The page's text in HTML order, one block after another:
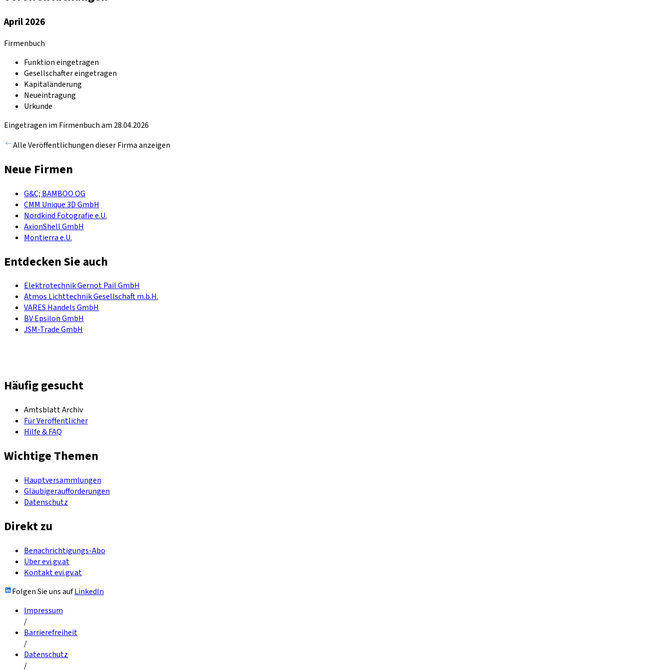
April 2026
Firmenbuch
Funktion eingetragen
Gesellschafter eingetragen
Kapitaländerung
Neueintragung
Urkunde
Eingetragen im Firmenbuch am 28.04.2026
Alle Veröffentlichungen dieser Firma anzeigen
Neue Firmen
G&C; BAMBOO OG
CMM Unique 3D GmbH
Nordkind Fotografie e.U.
AxionShell GmbH
Montierra e.U.
Entdecken Sie auch
Elektrotechnik Gernot Pail GmbH
Atmos Lichttechnik Gesellschaft m.b.H.
VARES Handels GmbH
BV Epsilon GmbH
JSM-Trade GmbH
Häufig gesucht
Amtsblatt Archiv
Für Veröffentlicher
Hilfe & FAQ
Wichtige Themen
Hauptversammlungen
Gläubigeraufforderungen
Datenschutz
Direkt zu
Benachrichtigungs-Abo
Über evi.gv.at
Kontakt evi.gv.at
Folgen Sie uns aufLinkedIn
Impressum
/
Barrierefreiheit
/
Datenschutz
/